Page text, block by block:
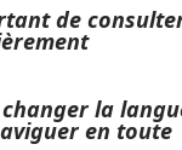
de
la
en toute